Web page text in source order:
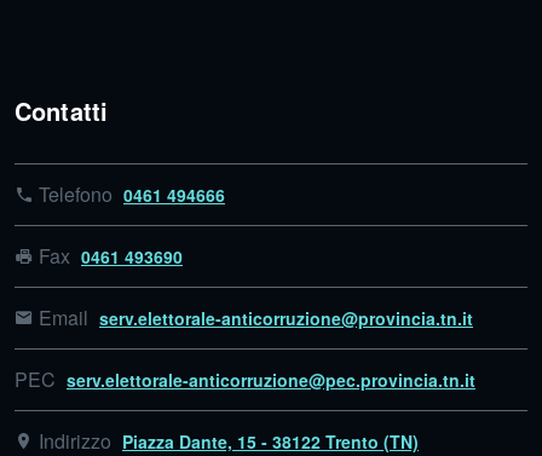
Contatti
Telefono 0461 494666
Fax 0461 493690
Email serv.elettorale-anticorruzione@provincia.tn.it
PEC serv.elettorale-anticorruzione@pec.provincia.tn.it
Indirizzo Piazza Dante, 15 - 38122 Trento (TN)